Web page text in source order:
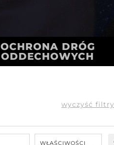
OCHRONA DRÓG
ODDECHOWYCH
wyczyść filtry
WŁAŚCIWOŚCI